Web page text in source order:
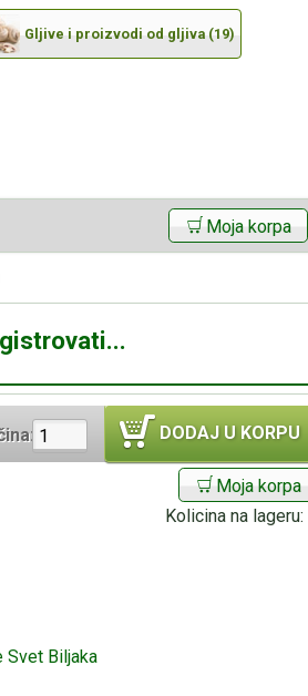
Gljive i proizvodi od gljiva (19)
Moja korpa
DODAJ U KORPU
Moja korpa
Kolicina na lageru:
Svet Biljaka